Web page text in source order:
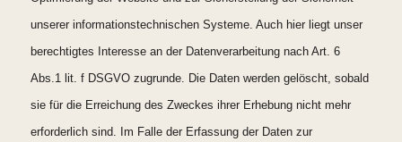
unserer informationstechnischen Systeme. Auch hier liegt unser
berechtigtes Interesse an der Datenverarbeitung nach Art. 6
Abs.1 lit. f DSGVO zugrunde. Die Daten werden gelöscht, sobald
sie für die Erreichung des Zweckes ihrer Erhebung nicht mehr
erforderlich sind. Im Falle der Erfassung der Daten zur